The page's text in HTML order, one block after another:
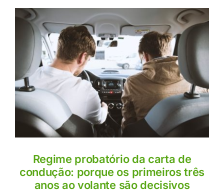
Regime probatório da carta de
condução: porque os primeiros três
anos ao volante são decisivos